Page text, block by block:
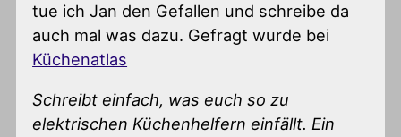
tue ich Jan den Gefallen und schreibe da
auch mal was dazu. Gefragt wurde bei
Küchenatlas
Schreibt einfach, was euch so zu
elektrischen Küchenhelfern einfällt. Ein